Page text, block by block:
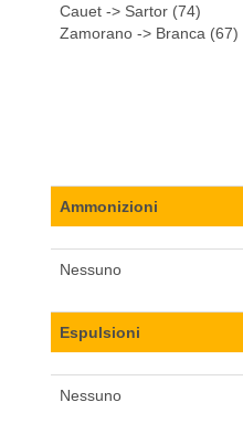
Cauet -> Sartor (74)
Zamorano -> Branca (67)
Ammonizioni
Nessuno
Espulsioni
Nessuno